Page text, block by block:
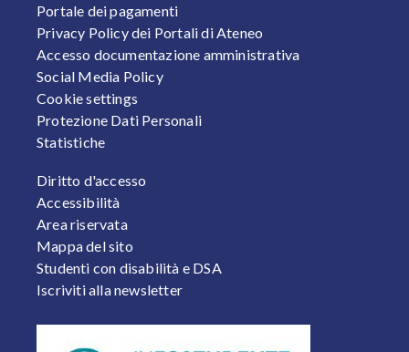
Portale dei pagamenti
Privacy Policy dei Portali di Ateneo
Accesso documentazione amministrativa
Social Media Policy
Cookie settings
Protezione Dati Personali
Statistiche
FOOTER 2
Diritto d'accesso
Accessibilità
Area riservata
Mappa del sito
Studenti con disabilità e DSA
Iscriviti alla newsletter